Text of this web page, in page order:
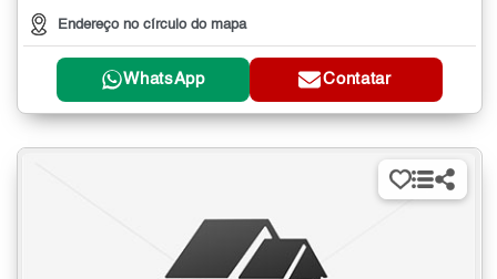
Endereço no círculo do mapa
WhatsApp Contatar